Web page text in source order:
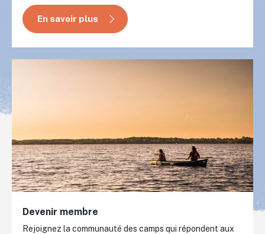
En savoir plus
Devenir membre
Rejoignez la communauté des camps qui répondent aux
Connexion